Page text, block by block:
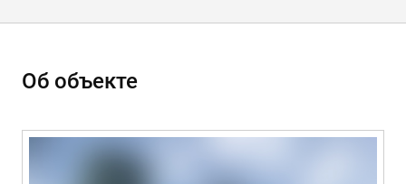
Об объекте